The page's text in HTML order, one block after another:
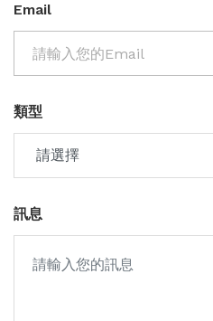
Email
類型
訊息